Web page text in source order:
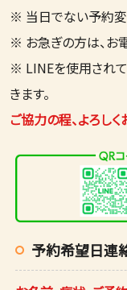
※ 当日でない予約変
※ お急ぎの方は、お
※ LINEを使用され
きます。
ご協力の程、よろしく
予約希望日連